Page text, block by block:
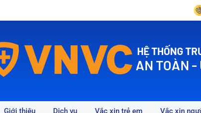
HỆ THỐNG
AN TOÀN -
Giới thiệu Dịch vụ Vắc xin trẻ em Vắc xin